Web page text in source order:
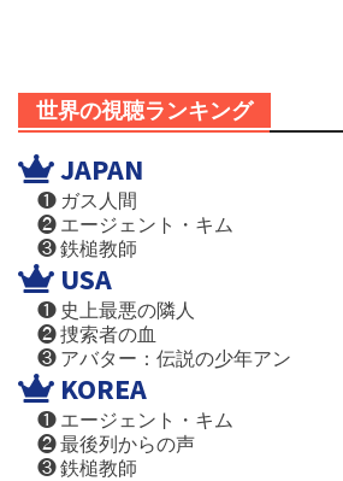
世界の視聴ランキング
JAPAN
❶ ガス人間
❷ エージェント・キム
❸ 鉄槌教師
USA
❶ 史上最悪の隣人
❷ 捜索者の血
❸ アバター：伝説の少年アン
KOREA
❶ エージェント・キム
❷ 最後列からの声
❸ 鉄槌教師